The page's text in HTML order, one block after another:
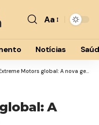
Font
Resizer
Aa
Notícias
Motors global: A nova geração de combustíveis sustentáveis nas competições de velocidade
A